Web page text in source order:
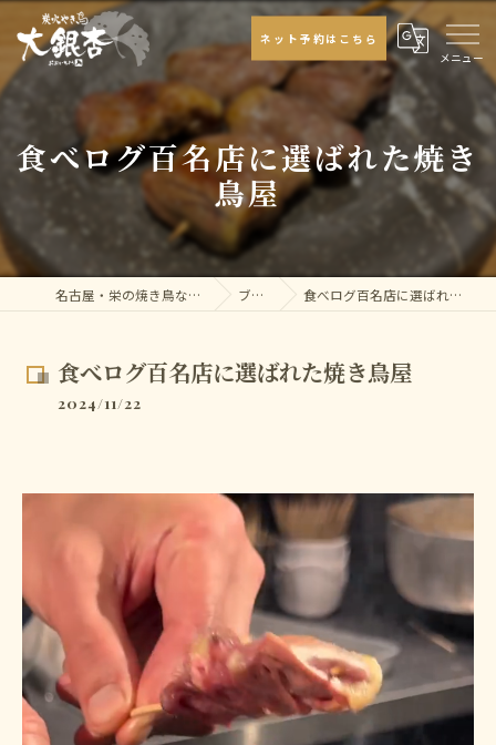
ネット予約はこちら
食べログ百名店に選ばれた焼き
鳥屋
名古屋・栄の焼き鳥なら大銀杏 ブログ 食べログ百名店に選ばれた焼き鳥屋
食べログ百名店に選ばれた焼き鳥屋
2024/11/22